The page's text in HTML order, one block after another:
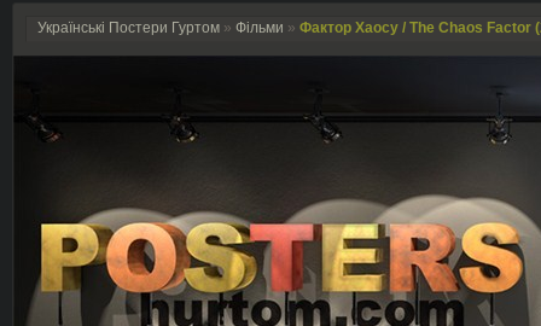
Українські Постери Гуртом » Фільми » Фактор Хаосу / The Chaos Factor